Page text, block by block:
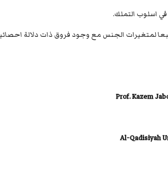
Prof. Kazem
Al-Qadisiyah